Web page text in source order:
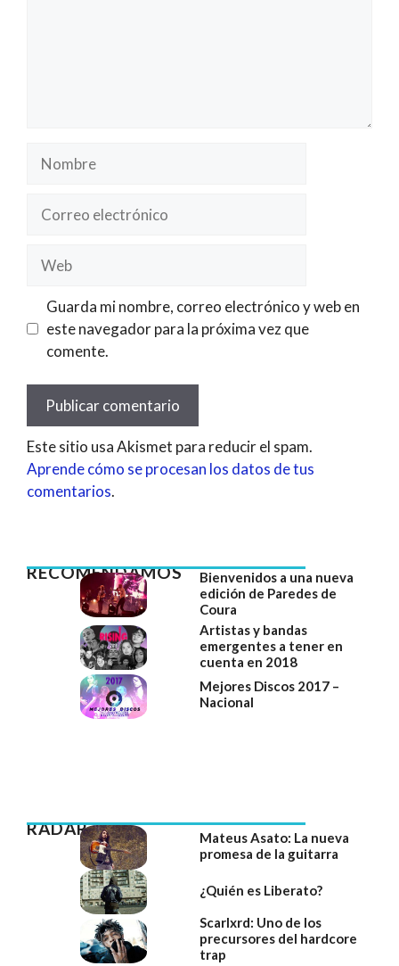
electrónico
Guarda mi nombre, correo electrónico y web en
este navegador para la próxima vez que
comente.
Este sitio usa Akismet para reducir el spam.
Aprende cómo se procesan los datos de tus
comentarios.
RECOMENDAMOS
Bienvenidos a una nueva
edición de Paredes de
Coura
Artistas y bandas
emergentes a tener en
cuenta en 2018
Mejores Discos 2017 –
Nacional
RADAR
Mateus Asato: La nueva
promesa de la guitarra
¿Quién es Liberato?
Scarlxrd: Uno de los
precursores del hardcore
trap